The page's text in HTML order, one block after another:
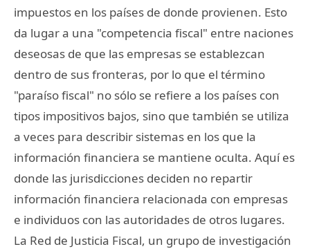
impuestos en los países de donde provienen. Esto
da lugar a una "competencia fiscal" entre naciones
deseosas de que las empresas se establezcan
dentro de sus fronteras, por lo que el término
"paraíso fiscal" no sólo se refiere a los países con
tipos impositivos bajos, sino que también se utiliza
a veces para describir sistemas en los que la
información financiera se mantiene oculta. Aquí es
donde las jurisdicciones deciden no repartir
información financiera relacionada con empresas
e individuos con las autoridades de otros lugares.
La Red de Justicia Fiscal, un grupo de investigación